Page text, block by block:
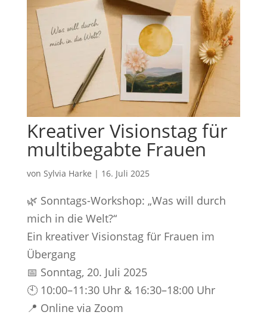
Kreativer Visionstag für
multibegabte Frauen
von Sylvia Harke | 16. Juli 2025
🌿 Sonntags-Workshop: „Was will durch
mich in die Welt?“
Ein kreativer Visionstag für Frauen im
Übergang
📅 Sonntag, 20. Juli 2025
🕙 10:00–11:30 Uhr & 16:30–18:00 Uhr
📍 Online via Zoom